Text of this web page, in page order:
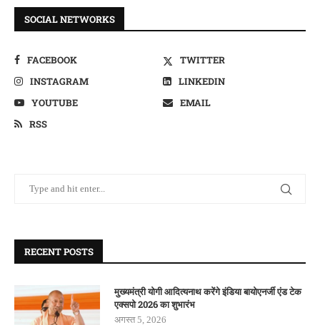
SOCIAL NETWORKS
FACEBOOK
TWITTER
INSTAGRAM
LINKEDIN
YOUTUBE
EMAIL
RSS
RECENT POSTS
मुख्यमंत्री योगी आदित्यनाथ करेंगे इंडिया बायोएनर्जी एंड टेक
एक्सपो 2026 का शुभारंभ
अगस्त 5, 2026